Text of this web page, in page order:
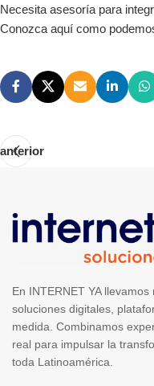
Necesita asesoría para
Conozca aquí como
anterior
En INTERNET YA
soluciones digitales,
medida. Combinamos
real para impulsar la
toda Latinoamérica.